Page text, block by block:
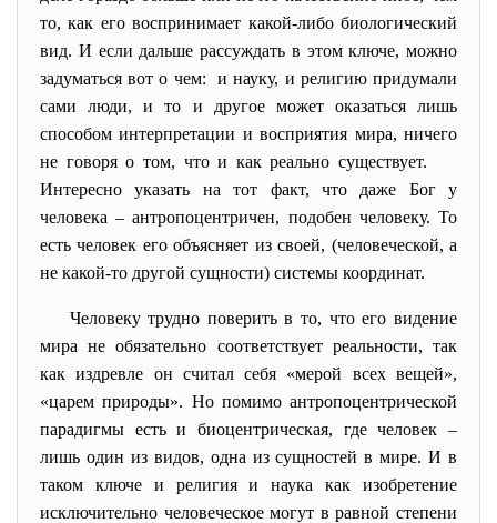
то, как его воспринимает какой-либо биологический
вид. И если дальше рассуждать в этом ключе, можно
задуматься вот о чем: и науку, и религию придумали
сами люди, и то и другое может оказаться лишь
способом интерпретации и восприятия мира, ничего
не говоря о том, что и как реально существует.
Интересно указать на тот факт, что даже Бог у
человека – антропоцентричен, подобен человеку. То
есть человек его объясняет из своей, (человеческой, а
не какой-то другой сущности) системы координат.
Человеку трудно поверить в то, что его видение
мира не обязательно соответствует реальности, так
как издревле он считал себя «мерой всех вещей»,
«царем природы». Но помимо антропоцентрической
парадигмы есть и биоцентрическая, где человек –
лишь один из видов, одна из сущностей в мире. И в
таком ключе и религия и наука как изобретение
исключительно человеческое могут в равной степени